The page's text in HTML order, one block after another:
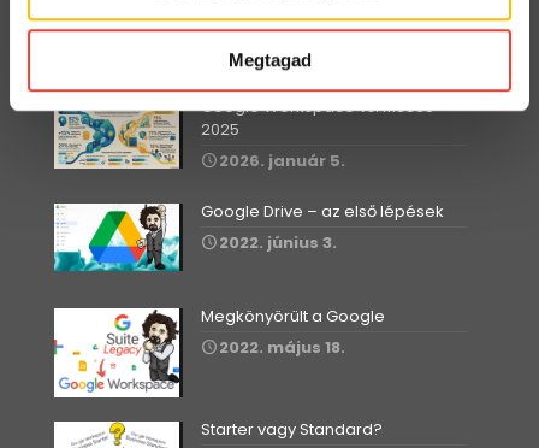
Megtagad
Google Workspace vs. MS365 –
2025
2026. január 5.
Google Drive – az első lépések
2022. június 3.
Megkönyörült a Google
2022. május 18.
Starter vagy Standard?